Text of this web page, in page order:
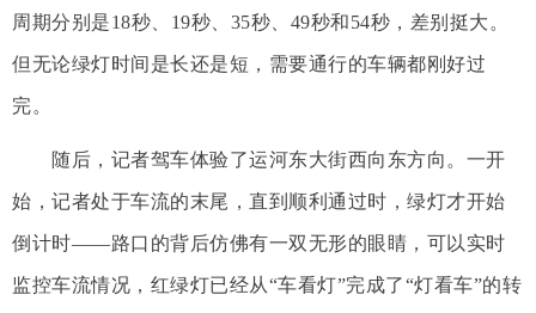
周期分别是18秒、19秒、35秒、49秒和54秒，差别挺大。
但无论绿灯时间是长还是短，需要通行的车辆都刚好过
完。
随后，记者驾车体验了运河东大街西向东方向。一开
始，记者处于车流的末尾，直到顺利通过时，绿灯才开始
倒计时——路口的背后仿佛有一双无形的眼睛，可以实时
监控车流情况，红绿灯已经从“车看灯”完成了“灯看车”的转